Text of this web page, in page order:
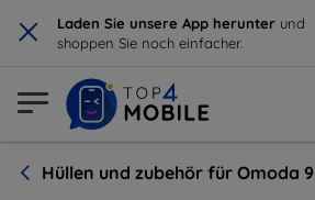
× Laden Sie unsere App herunter und
shoppen Sie noch einfacher.
Hüllen und zubehör für Omoda 9